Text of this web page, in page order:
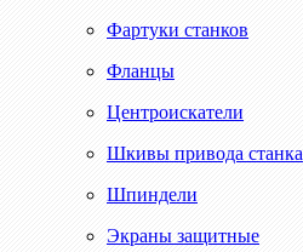
Фартуки станков
Фланцы
Центроискатели
Шкивы привода станка
Шпиндели
Экраны защитные